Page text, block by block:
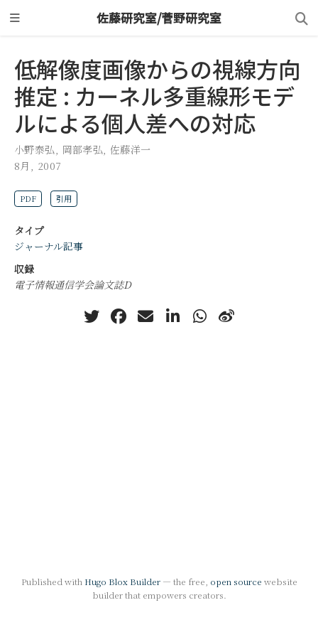
佐藤研究室/菅野研究室
低解像度画像からの視線方向
推定 : カーネル多重線形モデ
ルによる個人差への対応
小野泰弘 岡部孝弘 ,佐藤洋一
8月, 2007
PDF 引用
タイプ
ジャーナル記事
収録
電子情報通信学会論文誌D
Published with Hugo Blox Builder— the free, open source website
builder that empowers creators.